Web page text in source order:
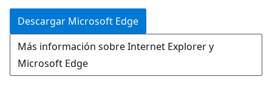
la
página
Descargar Microsoft Edge
Más información sobre Internet Explorer y
Microsoft Edge